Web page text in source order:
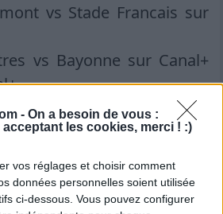
- On a besoin de vous :
les cookies, merci ! :)
vos réglages et choisir comment
données personnelles soient utilisée
ci-dessous. Vous pouvez configurer
vs Stade Francais sur
vs Bayonne sur Canal+
92 vs Montpellier sur
Canal+
vs Perpignan sur